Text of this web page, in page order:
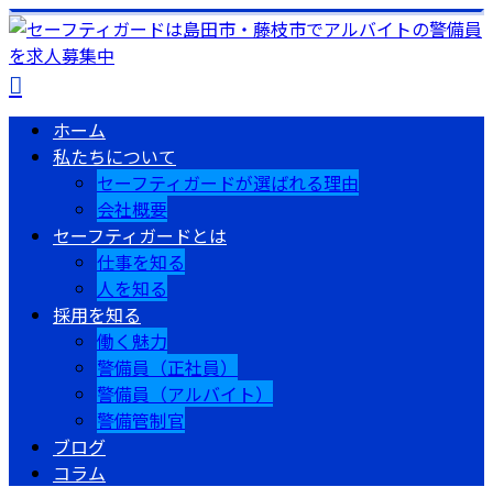
ホーム
私たちについて
セーフティガードが選ばれる理由
会社概要
セーフティガードとは
仕事を知る
人を知る
採用を知る
働く魅力
警備員（正社員）
警備員（アルバイト）
警備管制官
ブログ
コラム